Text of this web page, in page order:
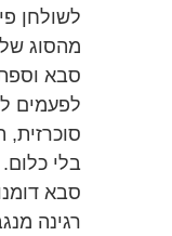
לשולחן
מהסוג
סבא
לפעמים
בלי כלום.
סבא
רגינה